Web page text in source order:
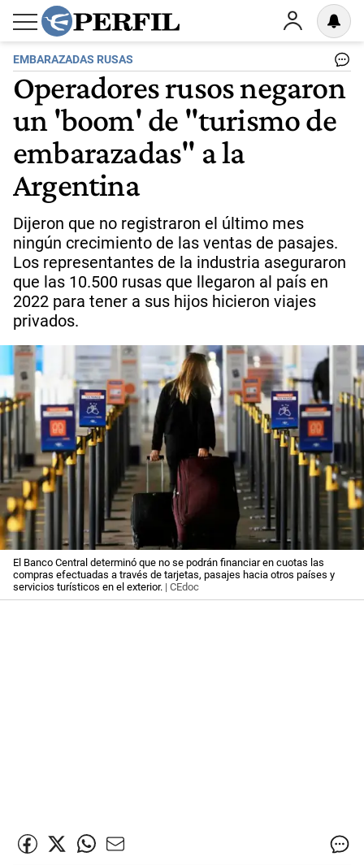
EMBARAZADAS RUSAS
Operadores rusos negaron
un 'boom' de "turismo de
embarazadas" a la
Argentina
Dijeron que no registraron el último mes
ningún crecimiento de las ventas de pasajes.
Los representantes de la industria aseguraron
que las 10.500 rusas que llegaron al país en
2022 para tener a sus hijos hicieron viajes
privados.
El Banco Central determinó que no se podrán financiar en cuotas las
compras efectuadas a través de tarjetas, pasajes hacia otros países y
servicios turísticos en el exterior. | CEdoc